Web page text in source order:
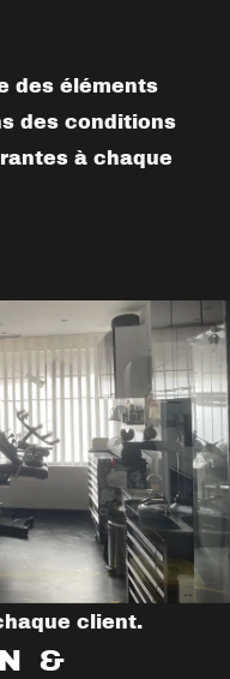
des éléments
des conditions
à chaque
client.
&